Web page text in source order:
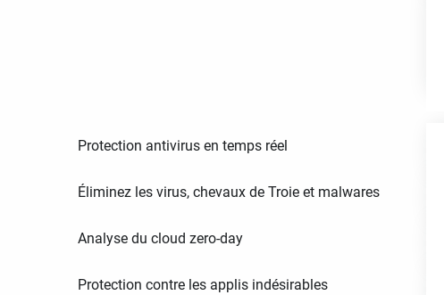
Protection antivirus en temps réel
Éliminez les virus, chevaux de Troie et malwares
Analyse du cloud zero-day
Protection contre les applis indésirables